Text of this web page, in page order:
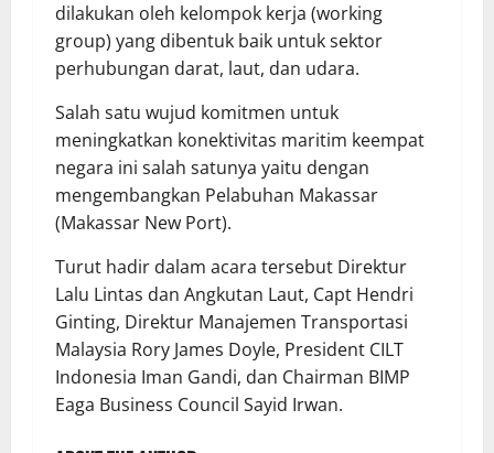
dilakukan oleh kelompok kerja (working
group) yang dibentuk baik untuk sektor
perhubungan darat, laut, dan udara.
Salah satu wujud komitmen untuk
meningkatkan konektivitas maritim keempat
negara ini salah satunya yaitu dengan
mengembangkan Pelabuhan Makassar
(Makassar New Port).
Turut hadir dalam acara tersebut Direktur
Lalu Lintas dan Angkutan Laut, Capt Hendri
Ginting, Direktur Manajemen Transportasi
Malaysia Rory James Doyle, President CILT
Indonesia Iman Gandi, dan Chairman BIMP
Eaga Business Council Sayid Irwan.